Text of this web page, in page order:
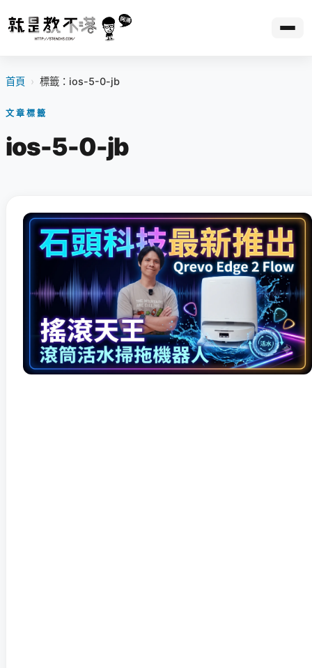
首頁 › 標籤：ios-5-0-jb
文章標籤
ios-5-0-jb